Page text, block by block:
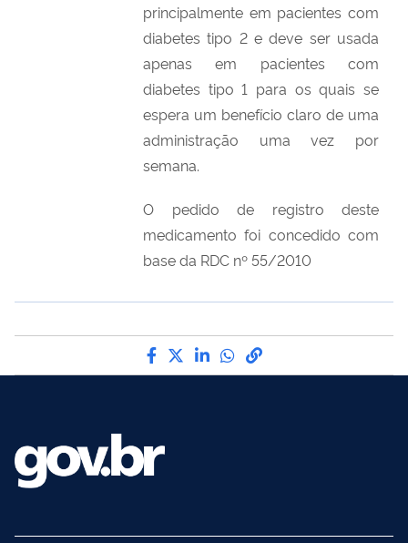
principalmente em pacientes com
diabetes tipo 2 e deve ser usada
apenas em pacientes com
diabetes tipo 1 para os quais se
espera um benefício claro de uma
administração uma vez por
semana.
O pedido de registro deste
medicamento foi concedido com
base da RDC nº 55/2010
Compartilhe por Facebook
Compartilhe por Twitter
Compartilhe por
Compartilhe por
link para Copiar